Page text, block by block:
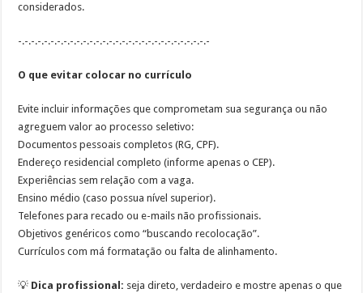
considerados.
-.-.-.-.-.-.-.-.-.-.-.-.-.-.-.-.-.-.-.-.-.-.-.-.-.-.-.-.-.-
O que evitar colocar no currículo
Evite incluir informações que comprometam sua segurança ou não
agreguem valor ao processo seletivo:
Documentos pessoais completos (RG, CPF).
Endereço residencial completo (informe apenas o CEP).
Experiências sem relação com a vaga.
Ensino médio (caso possua nível superior).
Telefones para recado ou e-mails não profissionais.
Objetivos genéricos como “buscando recolocação”.
Currículos com má formatação ou falta de alinhamento.
💡 Dica profissional: seja direto, verdadeiro e mostre apenas o que